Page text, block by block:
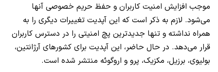
موجب افزایش امنیت کاربران و حفظ حریم خصوصی آنها
می‌شود. لازم به ذکر است که این آپدیت تغییرات دیگری را به
همراه نداشته و تنها جدیدترین پچ امنیتی را در دسترس کاربران
قرار می‌دهد. در حال حاضر، این آپدیت برای کشور‌های آرژانتین،
بولیوی، برزیل، مکزیک، پرو و اروگوئه منتشر شده است.